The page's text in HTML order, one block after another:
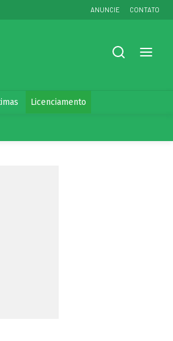
ANUNCIE CONTATO
Licenciamento